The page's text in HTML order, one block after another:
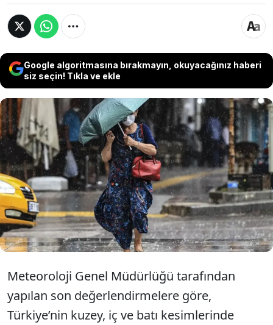
Google algoritmasına bırakmayın, okuyacağınız haberi
siz seçin! Tıkla ve ekle
Meteoroloji Genel Müdürlüğü ve AKOM, Balkanlar
üzerinden gelen yağışlı hava sistemi nedeniyle
Marmara Bölgesi için kuvvetli sağanak uyarısında
bulundu. İstanbul'da sabah saatlerinde başlaması
beklenen ve özellikle Avrupa Yakası'nda etkili
olacağı belirtilen yağışların akşam saatlerine kadar
süreceği, hava sıcaklıklarının ise kentte 27
dereceye kadar gerileyeceği tahmin ediliyor.
Meteoroloji Genel Müdürlüğü tarafından
yapılan son değerlendirmelere göre,
Türkiye’nin kuzey, iç ve batı kesimlerinde